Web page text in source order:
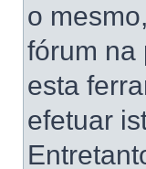
o
fórum na
esta
efetuar